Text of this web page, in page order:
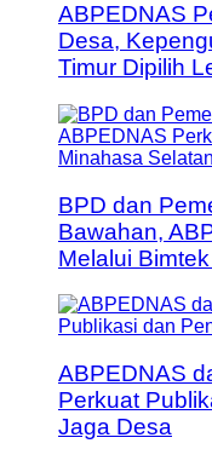
ABPEDNAS
Desa,
Timur Dipilih
BPD dan
Bawahan,
Melalui
ABPEDNAS
Perkuat
Jaga Desa